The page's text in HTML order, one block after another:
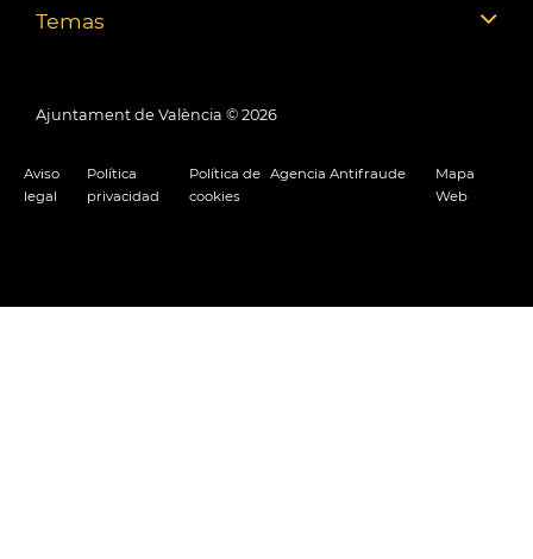
Temas
Ajuntament de València © 2026
Aviso
legal
Política
privacidad
Política de
cookies
Agencia Antifraude
Mapa
Web